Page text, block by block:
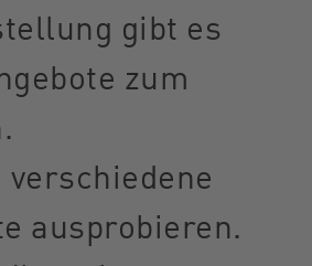
gibt es
zum
ausprobieren.